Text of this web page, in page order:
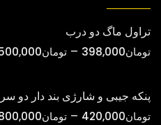
تراول ماگ دو درب
تومان398,000
– تومان
پنکه جیبی و شارژی بند دار دو
تومان420,000
– تومان